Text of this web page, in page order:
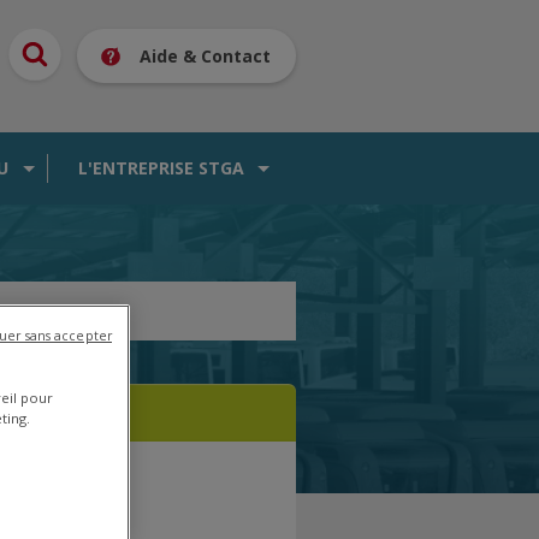
Aide & Contact
L'ENTREPRISE STGA
pour
sans accepter